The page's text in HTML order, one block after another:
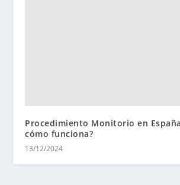
Procedimiento Monitorio en
cómo funciona?
13/12/2024